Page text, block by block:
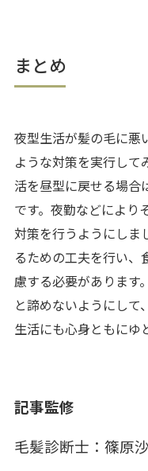
まとめ
夜型生活が髪の毛に悪
ような対策を実行して
活を昼型に戻せる場合
です。夜勤などにより
対策を行うようにしま
るための工夫を行い、
慮する必要があります
と諦めないようにして
生活にも心身ともにゆ
記事監修
毛髪診断士：篠原